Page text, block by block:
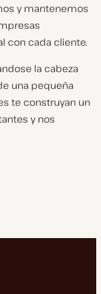
y mantenemos
con cada cliente.
la cabeza
una pequeña
te construyan un
y nos